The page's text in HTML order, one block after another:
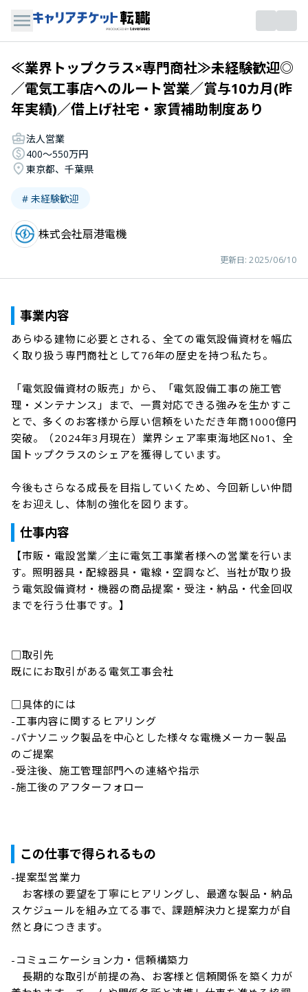
≪業界トップクラス×専門商社≫未経験歓迎◎
／電気工事店へのルート営業／賞与10カ月(昨
年実績)／借上げ社宅・家賃補助制度あり
法人営業
400〜550万円
東京都、千葉県
# 未経験歓迎
株式会社扇港電機
更新日: 2025/06/10
事業内容
あらゆる建物に必要とされる、全ての電気設備資材を幅広
く取り扱う専門商社として76年の歴史を持つ私たち。
「電気設備資材の販売」から、「電気設備工事の施工管
理・メンテナンス」まで、一貫対応できる強みを生かすこ
とで、多くのお客様から厚い信頼をいただき年商1000億円
突破。（2024年3月現在）業界シェア率東海地区No1、全
国トップクラスのシェアを獲得しています。
今後もさらなる成長を目指していくため、今回新しい仲間
をお迎えし、体制の強化を図ります。
仕事内容
【市販・電設営業／主に電気工事業者様への営業を行いま
す。照明器具・配線器具・電線・空調など、当社が取り扱
う電気設備資材・機器の商品提案・受注・納品・代金回収
までを行う仕事です。】
□取引先
既ににお取引がある電気工事会社
□具体的には
-工事内容に関するヒアリング
-パナソニック製品を中心とした様々な電機メーカー製品
のご提案
-受注後、施工管理部門への連絡や指示
-施工後のアフターフォロー
この仕事で得られるもの
-提案型営業力
お客様の要望を丁寧にヒアリングし、最適な製品・納品
スケジュールを組み立てる事で、課題解決力と提案力が自
然と身につきます。
-コミュニケーション力・信頼構築力
長期的な取引が前提の為、お客様と信頼関係を築く力が